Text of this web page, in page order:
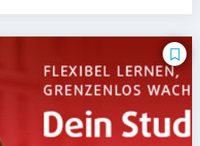
Aachen
Bonn